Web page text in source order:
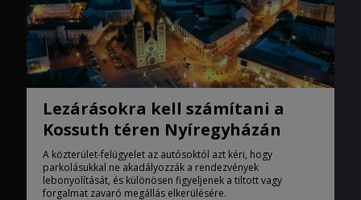
Lezárásokra kell számítani a
Kossuth téren Nyíregyházán
A közterület-felügyelet az autósoktól azt kéri, hogy
parkolásukkal ne akadályozzák a rendezvények
lebonyolítását, és különösen figyeljenek a tiltott vagy
forgalmat zavaró megállás elkerülésére.